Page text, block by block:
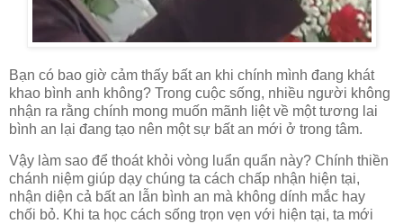
Bạn có bao giờ cảm thấy bất an khi chính mình đang khát
khao bình anh không? Trong cuộc sống, nhiều người không
nhận ra rằng chính mong muốn mãnh liệt về một tương lai
bình an lại đang tạo nên một sự bất an mới ở trong tâm.
Vậy làm sao để thoát khỏi vòng luẩn quẩn này? Chính thiền
chánh niệm giúp dạy chúng ta cách chấp nhận hiện tại,
nhận diện cả bất an lẫn bình an mà không dính mắc hay
chối bỏ. Khi ta học cách sống trọn vẹn với hiện tại, ta mới